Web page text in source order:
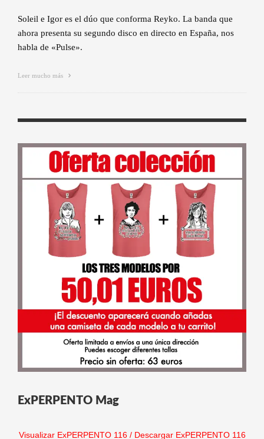
Soleil e Igor es el dúo que conforma Reyko. La banda que
ahora presenta su segundo disco en directo en España, nos
habla de «Pulse».
Leer mucho más
ExPERPENTO Mag
Visualizar ExPERPENTO 116/ Descargar ExPERPENTO 116